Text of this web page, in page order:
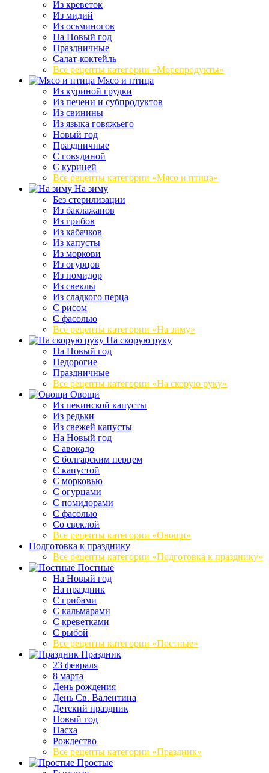
Из креветок
Из мидий
Из осьминогов
На Новый год
Праздничные
Салат-коктейль
Все рецепты категории «Морепродукты»
Мясо и птица
Из куриной грудки
Из печени и субпродуктов
Из свинины
Из языка говяжьего
Новый год
Праздничные
С говядиной
С курицей
Все рецепты категории «Мясо и птица»
На зиму
Без стерилизации
Из баклажанов
Из грибов
Из кабачков
Из капусты
Из моркови
Из огурцов
Из помидор
Из свеклы
Из сладкого перца
С рисом
С фасолью
Все рецепты категории «На зиму»
На скорую руку
На Новый год
Недорогие
Праздничные
Все рецепты категории «На скорую руку»
Овощи
Из пекинской капусты
Из редьки
Из свежей капусты
На Новый год
С авокадо
С болгарским перцем
С капустой
С морковью
С огурцами
С помидорами
С фасолью
Со свеклой
Все рецепты категории «Овощи»
Подготовка к празднику
Все рецепты категории «Подготовка к празднику»
Постные
На Новый год
На праздник
С грибами
С кальмарами
С креветками
С рыбой
Все рецепты категории «Постные»
Праздник
23 февраля
8 марта
День рождения
День Св. Валентина
Детский праздник
Новый год
Пасха
Рождество
Все рецепты категории «Праздник»
Простые